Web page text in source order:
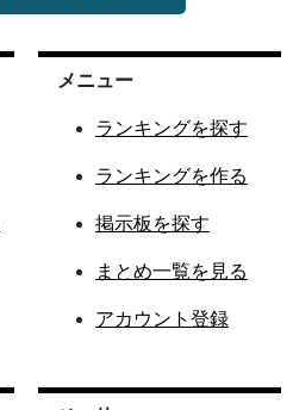
メニュー
ランキングを探す
ランキングを作る
掲示板を探す
まとめ一覧を見る
アカウント登録